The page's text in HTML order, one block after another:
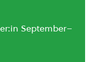
September–